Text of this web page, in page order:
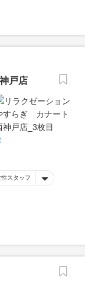
戸店
性スタッフ